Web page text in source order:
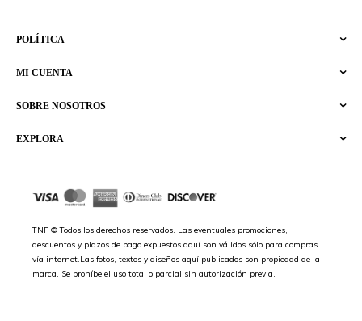
EXPLORA
SOBRE NOSOTROS
MI CUENTA
POLÍTICA
TNF © Todos los derechos reservados. Las eventuales promociones,
descuentos y plazos de pago expuestos aquí son válidos sólo para compras
vía internet.Las fotos, textos y diseños aquí publicados son propiedad de la
marca. Se prohíbe el uso total o parcial sin autorización previa.